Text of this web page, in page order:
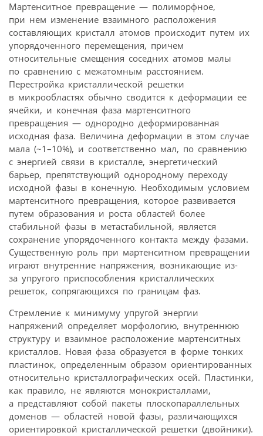
Мартенситное превращение — полиморфное,
при нем изменение взаимного расположения
составляющих кристалл атомов происходит путем их
упорядоченного перемещения, причем
относительные смещения соседних атомов малы
по сравнению с межатомным расстоянием.
Перестройка кристаллической решетки
в микрообластях обычно сводится к деформации ее
ячейки, и конечная фаза мартенситного
превращения — однородно деформированная
исходная фаза. Величина деформации в этом случае
мала (~1–10%), и соответственно мал, по сравнению
с энергией связи в кристалле, энергетический
барьер, препятствующий однородному переходу
исходной фазы в конечную. Необходимым условием
мартенситного превращения, которое развивается
путем образования и роста областей более
стабильной фазы в метастабильной, является
сохранение упорядоченного контакта между фазами.
Существенную роль при мартенситном превращении
играют внутренние напряжения, возникающие из-
за упругого приспособления кристаллических
решеток, сопрягающихся по границам фаз.
Стремление к минимуму упругой энергии
напряжений определяет морфологию, внутреннюю
структуру и взаимное расположение мартенситных
кристаллов. Новая фаза образуется в форме тонких
пластинок, определенным образом ориентированных
относительно кристаллографических осей. Пластинки,
как правило, не являются монокристаллами,
а представляют собой пакеты плоскопараллельных
доменов — областей новой фазы, различающихся
ориентировкой кристаллической решетки (двойники).